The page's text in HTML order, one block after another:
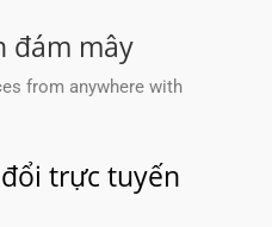
đám mây
from anywhere with
trực tuyến